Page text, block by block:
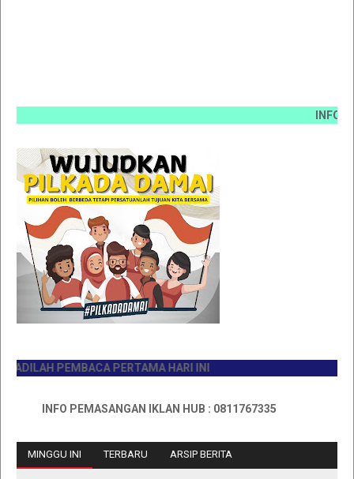
INFO
PEMBACA PERTAMA HARI INI
INFO PEMASANGAN IKLAN HUB : 0811767335
MINGGU INI TERBARU ARSIP BERITA